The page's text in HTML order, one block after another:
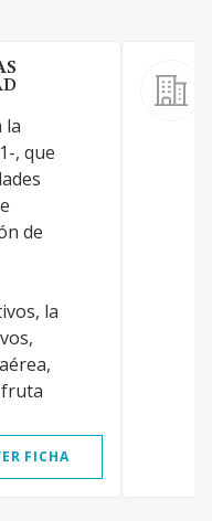
la
, que
de
la
FICHA